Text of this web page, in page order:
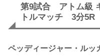
第9試合 アトム級
トルマッチ 3分5R
ペッディージャー・ルッ